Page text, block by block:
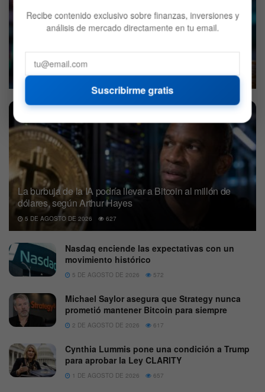
un mes
6 DE AGOSTO DE 2026 582
La burbuja de la IA podría llevar a Bitcoin al millón de
dólares, según Arthur Hayes
5 DE AGOSTO DE 2026 627
Nasdaq enciende las expectativas con un
movimiento histórico
5 DE AGOSTO DE 2026 572
Michael Saylor asegura que Strategy nunca
prometió mantener Bitcoin para siempre
2 DE AGOSTO DE 2026 617
Cynthia Lummis pone una condición a Trump
para aprobar la Ley CLARITY
1 DE AGOSTO DE 2026 657
Recibe contenido exclusivo sobre finanzas, inversiones y
análisis de mercado directamente en tu email.
Suscribirme gratis